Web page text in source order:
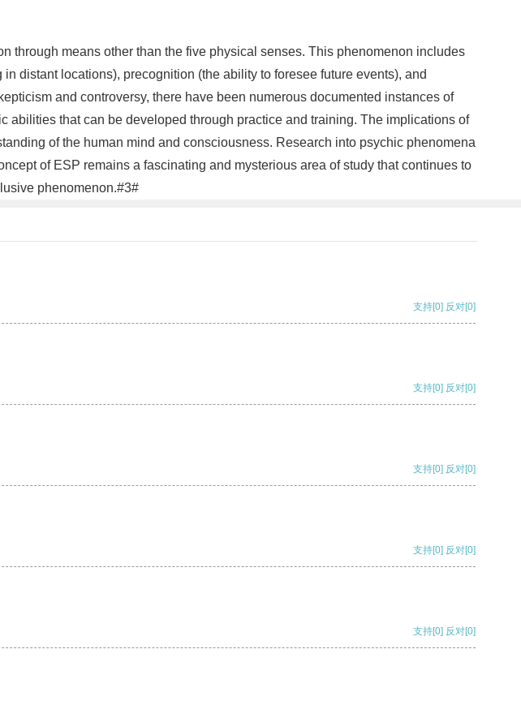
through means other than the five physical senses. This phenomenon includes
distant locations), precognition (the ability to foresee future events), and
and controversy, there have been numerous documented instances of
that can be developed through practice and training. The implications of
of the human mind and consciousness. Research into psychic phenomena
of ESP remains a fascinating and mysterious area of study that continues to
phenomenon.#3#
支持[0] 反对[0]
支持[0] 反对[0]
支持[0] 反对[0]
支持[0] 反对[0]
支持[0] 反对[0]